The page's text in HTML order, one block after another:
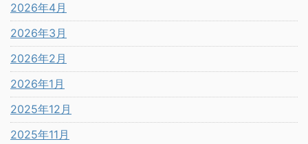
2026年4月
2026年3月
2026年2月
2026年1月
2025年12月
2025年11月